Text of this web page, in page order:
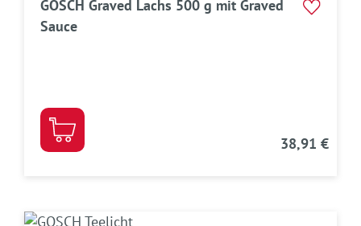
GOSCH Graved Lachs 500 g mit Graved
Sauce
38,91 €